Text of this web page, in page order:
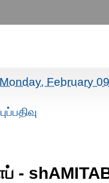
Monday, February
-